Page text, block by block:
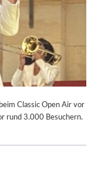
Classic Open Air vor
rund 3.000 Besuchern.